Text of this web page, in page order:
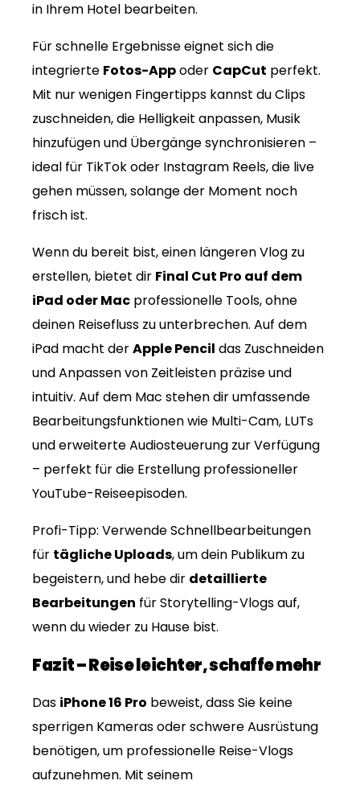
in Ihrem Hotel bearbeiten.
Für schnelle Ergebnisse eignet sich die
integrierte Fotos-Appoder CapCut perfekt.
Mit nur wenigen Fingertipps kannst du Clips
zuschneiden, die Helligkeit anpassen, Musik
hinzufügen und Übergänge synchronisieren –
ideal für TikTok oder Instagram Reels, die live
gehen müssen, solange der Moment noch
frisch ist.
Wenn du bereit bist, einen längeren Vlog zu
erstellen, bietet dir Final Cut Pro auf dem
iPad oder Mac professionelle Tools, ohne
deinen Reisefluss zu unterbrechen. Auf dem
iPad macht derApple Pencil das Zuschneiden
und Anpassen von Zeitleisten präzise und
intuitiv. Auf dem Mac stehen dir umfassende
Bearbeitungsfunktionen wie Multi-Cam, LUTs
und erweiterte Audiosteuerung zur Verfügung
– perfekt für die Erstellung professioneller
YouTube-Reiseepisoden.
Profi-Tipp: Verwende Schnellbearbeitungen
für tägliche Uploads, um dein Publikum zu
begeistern, und hebe dir detaillierte
Bearbeitungen für Storytelling-Vlogs auf,
wenn du wieder zu Hause bist.
Fazit – Reise leichter, schaffe mehr
Das iPhone 16 Pro beweist, dass Sie keine
sperrigen Kameras oder schwere Ausrüstung
benötigen, um professionelle Reise-Vlogs
aufzunehmen. Mit seinem